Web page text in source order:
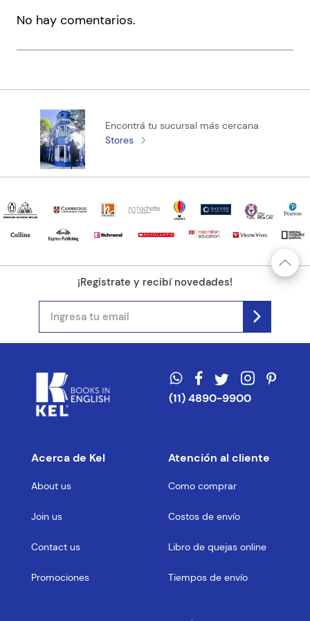
No hay comentarios.
Encontrá tu sucursal más cercana
Stores
¡Registrate y recibí novedades!
(11) 4890-9900
Acerca de Kel
About us
Join us
Contact us
Promociones
Atención al cliente
Como comprar
Costos de envío
Libro de quejas online
Tiempos de envío